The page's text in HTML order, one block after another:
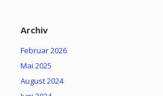
Archiv
Februar 2026
Mai 2025
August 2024